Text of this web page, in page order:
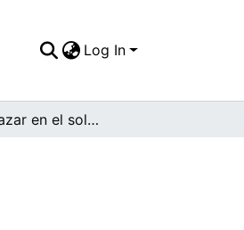
Log In
Familia Salazar en el solar de su casa